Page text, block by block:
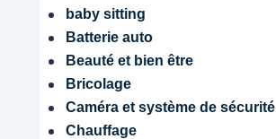
baby sitting
Batterie auto
Beauté et bien être
Bricolage
Caméra et système de sécurité
Chauffage